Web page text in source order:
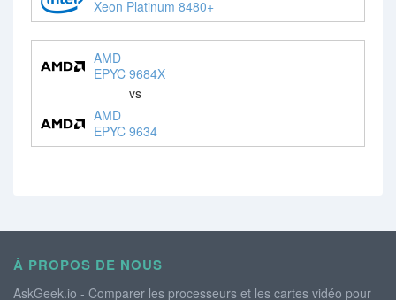
Xeon Platinum 8480+
AMD
EPYC 9684X
vs
AMD
EPYC 9634
À PROPOS DE NOUS
AskGeek.io - Comparer les processeurs et les cartes vidéo pour